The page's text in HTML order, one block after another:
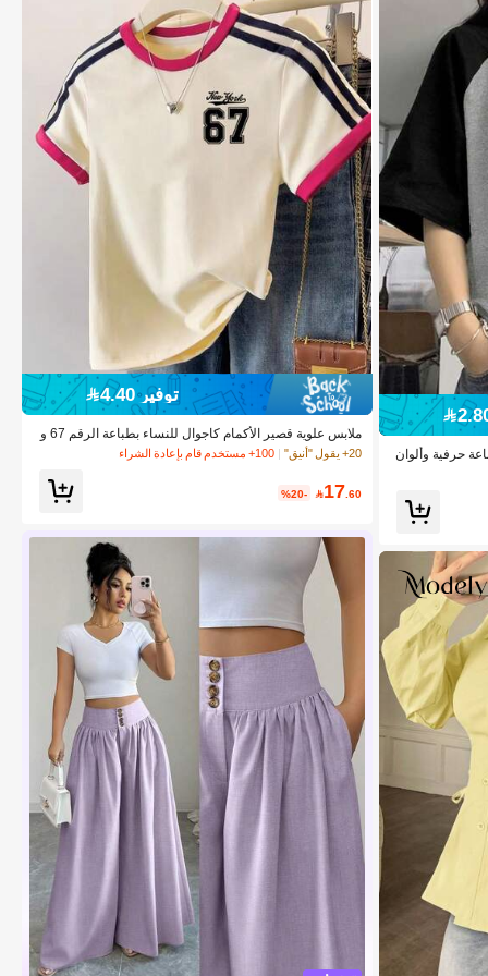
حرفية وألوان
توفير 4.40
ملابس علوية قصير الأكمام كاجوال للنساء بطباعة الرقم 67 و
شريط جانبي، ملابس علوية عنق دائري بسيطة ذات لمسات متن
اقضة، صيفي
20+ يقول "أنيق" 100+ مستخدم قام بإعادة الشراء
17 .60
%20-